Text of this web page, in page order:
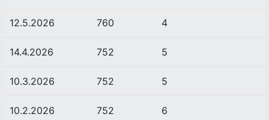
12.5.2026 760 4
14.4.2026 752 5
10.3.2026 752 5
10.2.2026 752 6